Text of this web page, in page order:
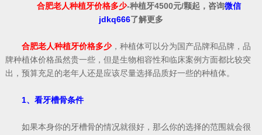
合肥老人种植牙价格多少-种植牙4500元/颗起，咨询微信
jdkq666了解更多
合肥老人种植牙价格多少，种植体可以分为国产品牌和品牌，品
牌种植体价格虽然贵一些，但是生物相容性和临床案例方面都比较突
出，预算充足的老年人还是应该尽量选择品质好一些的种植体。
1、看牙槽骨条件
如果本身你的牙槽骨的情况就很好，那么你的选择的范围就会很